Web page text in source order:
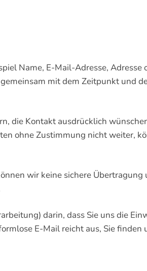
Name, E-Mail-Adresse, Adresse
mit dem Zeitpunkt und
die Kontakt ausdrücklich
ohne Zustimmung nicht weiter,
wir keine sichere
darin, dass Sie uns die
E-Mail reicht aus, Sie finden